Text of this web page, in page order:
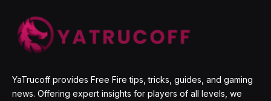
YaTrucoff provides Free Fire tips, tricks, guides, and gaming
news. Offering expert insights for players of all levels, we